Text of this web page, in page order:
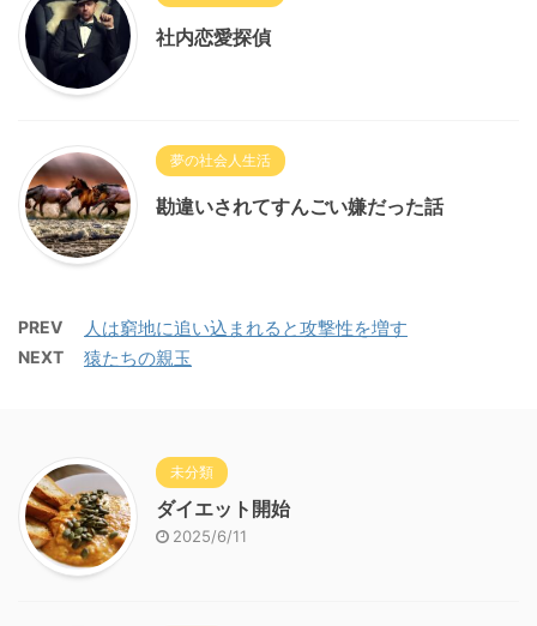
社内恋愛探偵
夢の社会人生活
勘違いされてすんごい嫌だった話
PREV 人は窮地に追い込まれると攻撃性を増す
NEXT 猿たちの親玉
未分類
ダイエット開始
2025/6/11